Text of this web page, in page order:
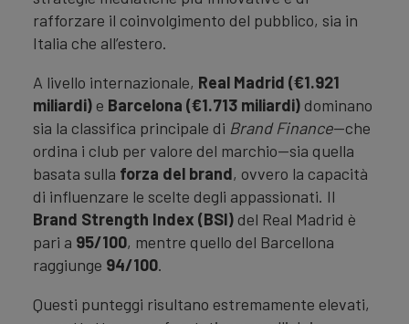
rafforzare il coinvolgimento del pubblico, sia in
Italia che all’estero.
A livello internazionale, Real Madrid (€1.921
miliardi) e Barcelona (€1.713 miliardi) dominano
sia la classifica principale di Brand Finance—che
ordina i club per valore del marchio—sia quella
basata sulla forza del brand, ovvero la capacità
di influenzare le scelte degli appassionati. Il
Brand Strength Index (BSI) del Real Madrid è
pari a 95/100, mentre quello del Barcellona
raggiunge 94/100.
Questi punteggi risultano estremamente elevati,